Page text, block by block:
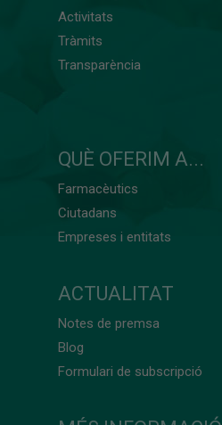
Activitats
Tràmits
Transparència
QUÈ OFERIM A...
Farmacèutics
Ciutadans
Empreses i entitats
ACTUALITAT
Notes de premsa
Blog
Formulari de subscripció